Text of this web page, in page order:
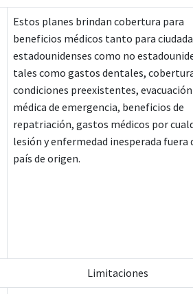
Estos planes brindan cobertura para
beneficios médicos tanto para
estadounidenses como no
tales como gastos dentales,
condiciones preexistentes, evacuación
médica de emergencia, beneficios de
repatriación, gastos médicos por
lesión y enfermedad inesperada fuera
país de origen.
Limitaciones